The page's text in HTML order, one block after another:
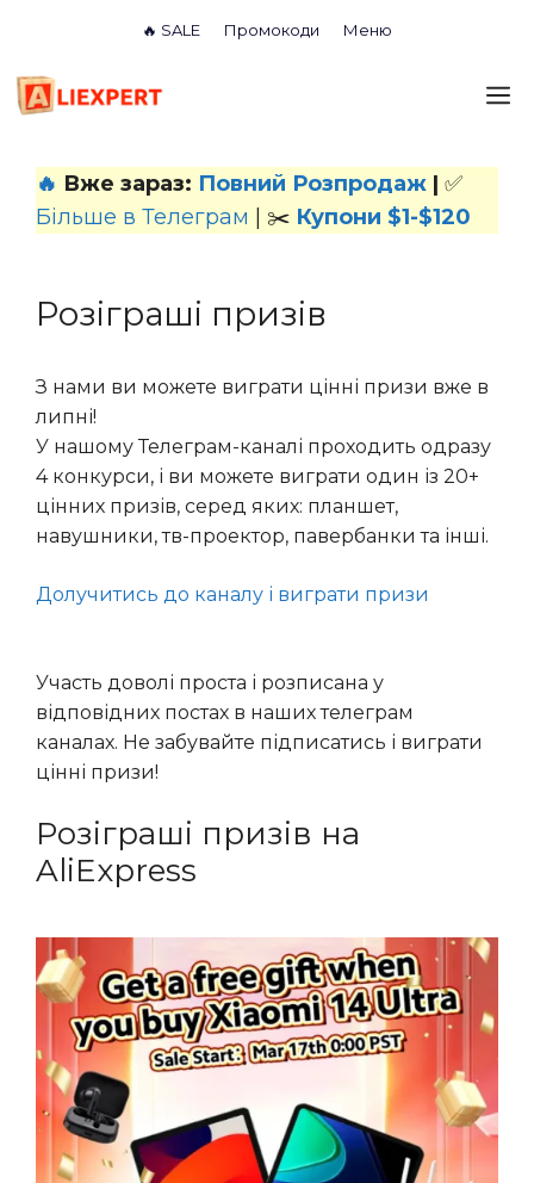
вмісту
🔥 SALE Промокоди Меню
🔥 Вже зараз: Повний Розпродаж | ✅
Більше в Телеграм
| ✂️ Купони $1-$120
Розіграші призів
З нами ви можете виграти цінні призи вже в
липні!
У нашому Телеграм-каналі проходить одразу
4 конкурси, і ви можете виграти один із 20+
цінних призів, серед яких: планшет,
навушники, тв-проектор, павербанки та інші.
Долучитись до каналу і виграти призи
Участь доволі проста і розписана у
відповідних постах в наших телеграм
каналах. Не забувайте підписатись і виграти
цінні призи!
Розіграші призів на
AliExpress